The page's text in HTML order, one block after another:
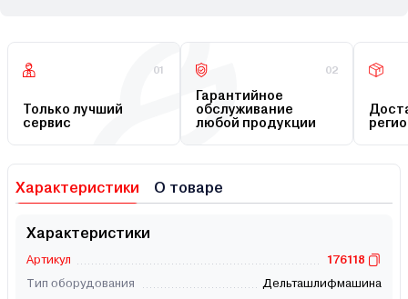
01
Только лучший
сервис
02
Гарантийное
обслуживание
любой продукции
Характеристики О товаре
Характеристики
Артикул
176118
Тип оборудования
Дельташлифмашина